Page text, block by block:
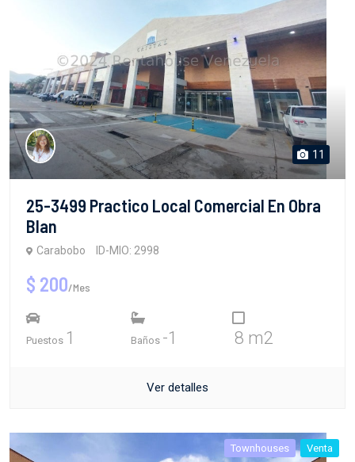
11
25-3499 Practico Local Comercial En Obra
Blan
Carabobo ID-MIO: 2998
$ 200/Mes
Puestos 1 Baños -1 8 m2
Ver detalles
Townhouses Venta